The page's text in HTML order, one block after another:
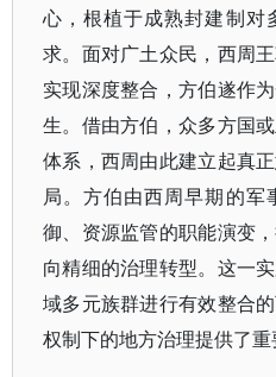
心，根植于成熟封建制对
求。面对广土众民，西周
实现深度整合，方伯遂作
生。借由方伯，众多方国
体系，西周由此建立起真
局。方伯由西周早期的
御、资源监管的职能演变
向精细的治理转型。这一
域多元族群进行有效整合
权制下的地方治理提供了重